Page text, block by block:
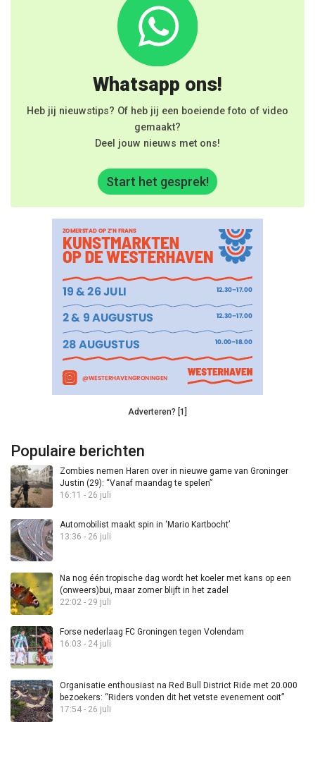
Whatsapp ons!
Heb jij nieuwstips? Of heb jij een boeiende foto of video
gemaakt?
Deel jouw nieuws met ons!
Start het gesprek!
Adverteren? [1]
Populaire berichten
Zombies nemen Haren over in nieuwe game van Groninger
Justin (29): “Vanaf maandag te spelen”
16:11 - 26 juli
Automobilist maakt spin in ‘Mario Kartbocht’
13:36 - 26 juli
Na nog één tropische dag wordt het koeler met kans op een
(onweers)bui, maar zomer blijft in het zadel
22:02 - 29 juli
Forse nederlaag FC Groningen tegen Volendam
16:03 - 24 juli
Organisatie enthousiast na Red Bull District Ride met 20.000
bezoekers: “Riders vonden dit het vetste evenement ooit”
17:54 - 26 juli